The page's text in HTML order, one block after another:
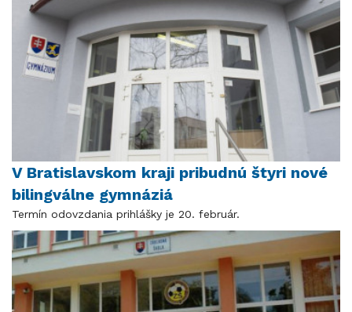
V Bratislavskom kraji pribudnú štyri nové
bilingválne gymnáziá
Termín odovzdania prihlášky je 20. február.